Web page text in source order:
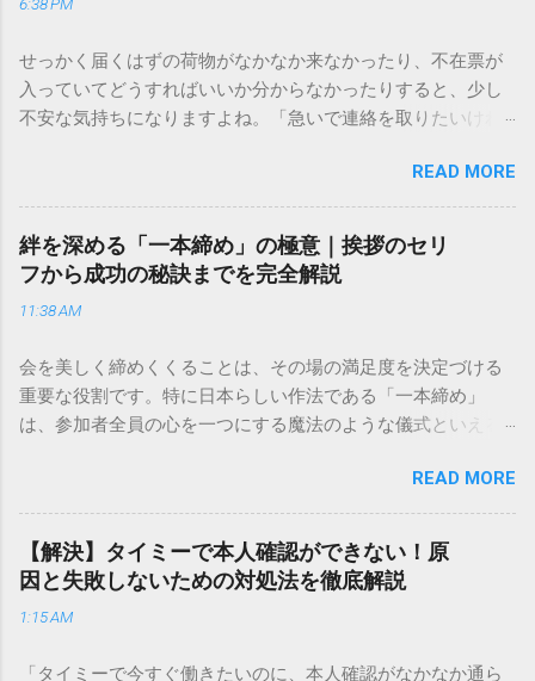
せっかく届くはずの荷物がなかなか来なかったり、不在票が
入っていてどうすればいいか分からなかったりすると、少し
不安な気持ちになりますよね。「急いで連絡を取りたいけれ
きできる？」といった疑問を抱える方も多いはずです。 福山
通運は企業間物流のイメージが強いかもしれませんが、個人
向けの宅配サービスも非常に充実しています。大切なのは、
目的に合わせた適切な連絡先を選ぶことです。この記事で
は、荷物の追跡確認から営業所への電話連絡、再配達の依頼
手順まで、初めての方でも迷わずに解決できる方法を詳しく
本全国に広範なネットワークを持つ大手運送会社です。特に
重量物や大型の荷物、そして企業間の輸送において圧倒的な
実績を誇ります。 個人で利用する場合、他の宅配業者と少し
いう特徴があります。地域に密着した各拠点が配送をコント
ロールしているため、現場の状況に合わせた柔軟な相談がし
やすいのがメリットです。まずは、今抱えている悩みがどの
サービスで解決できるかを確認していきましょう。 1. 荷物の
るのが最も効率的です。現在の荷物がいったいどこにあるの
READ MORE
絆を深める「一本締め」の極意｜挨拶のセリ
フから成功の秘訣までを完全解説
11:38 AM
会を美しく締めくくることは、その場の満足度を決定づける
重要な役割です。特に日本らしい作法である「一本締め」
は、参加者全員の心を一つにする魔法のような儀式といえる
「手拍子のリズムに自信がない」と不安を感じる方も多いは
ずです。この記事では、ビジネスからカジュアルな集まりま
で、どのような場面でも堂々と立ち振る舞えるための「一本
締め」の作法を、基礎知識から具体的なセリフ例まで丁寧に
解説します。 一本締めとは？その本質と効果 一本締めは、単
に手を叩いて終わらせる作業ではありません。その時間、そ
READ MORE
【解決】タイミーで本人確認ができない！原
因と失敗しないための対処法を徹底解説
1:15 AM
「タイミーで今すぐ働きたいのに、本人確認がなかなか通ら